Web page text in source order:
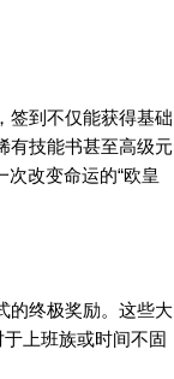
签到不仅能获得基础
有技能书甚至高级元
改变命运的“欧皇
的终极奖励。这些大
上班族或时间不固